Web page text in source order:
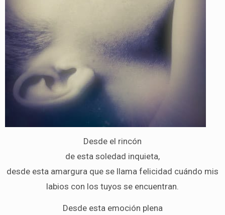
Desde el rincón
de esta soledad inquieta,
desde esta amargura que se llama felicidad cuándo mis
labios con los tuyos se encuentran.
Desde esta emoción plena